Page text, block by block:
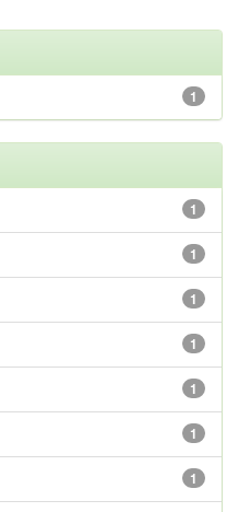
1
1
1
1
1
1
1
1